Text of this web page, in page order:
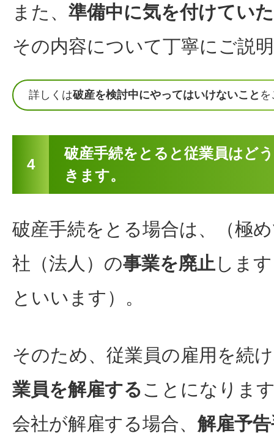
また、 準備中に気を付けてい
その内容について丁寧にご説
詳しくは破産を検討中にやってはいけないこと
4
破産手続をとると従業員はど
きます。
破産手続をとる場合は、（極
社（法人）の事業を廃止しま
といいます）。
そのため、従業員の雇用を続
業員を解雇することになりま
会社が解雇する場合、 解雇予